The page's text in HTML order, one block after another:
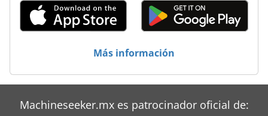
Más información
Machineseeker.mx es patrocinador oficial de: